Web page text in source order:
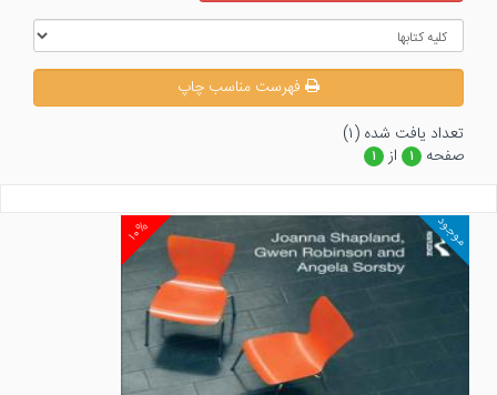
فهرست مناسب چاپ
تعداد يافت شده (۱)
صفحه
۱ از ۱
۱۰% موجود